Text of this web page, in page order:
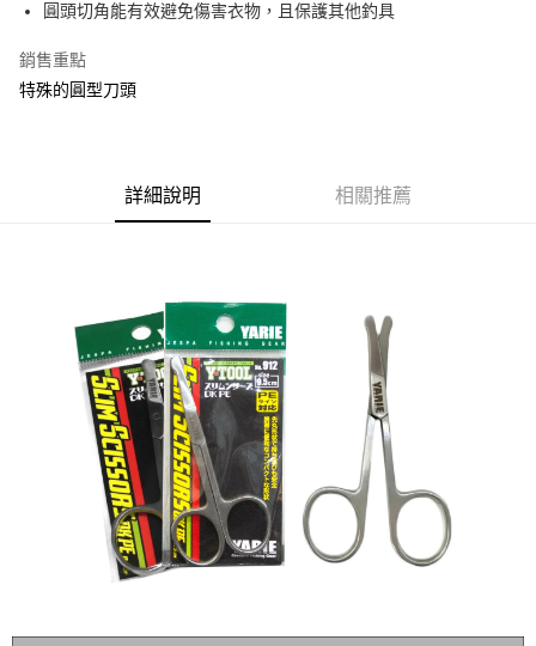
上海商業儲蓄銀行
台北富邦商業銀行
臺灣中小企業銀行
匯豐（台灣）商業銀行
台新國際商業銀行
中國信託商業銀行
Apple Pay
街口支付
悠遊付
【大哥付你分期使用說明】
1.本服務由台灣大哥大提供，台灣大哥大用戶可立即使用無須另外申請。
3.實際核准額度、可分期數及費用金額請依後續交易確認頁面所載為準。
4.訂單成立30分鐘內，如未前往確認交易或遇審核未通過，訂單將自動取
消。如遇「轉專審核」未通過狀況，表示未達大哥付你分期系統評分，恕無
法說明評估內容。
【繳款方式說明】
1.分期款項不併入電信帳單，「大哥付你分期」於每月結算日後寄送繳費提
2.透過簡訊連結打開帳單後，可選擇「超商條碼／台灣大直營門市／銀行轉
帳／街口支付／iPASS MONEY」等通路繳費。
【注意事項】
1.本服務係由「台灣大哥大股份有限公司」（以下簡稱本公司）所提供，讓
用戶於交易時，得透過本服務購買商品或服務，並由商店將買賣／分期付款
資料（包含姓名、電話或地址）提供予台灣大哥大進項蒐集、處理及利用，
AFTEE先享後付
AFTEE先享後付是「在收到商品之後才付款」的支付方式。 讓您購物簡單
便利好安心！
１．簡單：不需註冊會員、不需綁卡、不需儲值。
２．便利：只要手機號碼，簡訊認證，即可結帳。
３．安心：先確認商品／服務後，再付款。
【「AFTEE先享後付」結帳流程】
１．於結帳方式選擇「AFTEE先享後付」後，將跳轉至「AFTEE先享後付」
結帳頁面，進行簡訊認證並確認金額後，即可完成結帳。
２．訂單成立數日內，您將收到繳費通知簡訊。
３．收到繳費通知簡訊後14天內，點擊此簡訊中的連結，可透過四大超商／
ATM／網路銀行／等多元方式進行付款，方視為交易完成。
※ 請注意：結帳手續完成當下不需立刻繳費，但若您需要取消訂單，請聯絡
購買商品的店家。未經商家同意取消之訂單仍視為有效，需透過AFTEE先享
貨到付款
運送方式
全家取貨付款
每筆NT$60，滿NT$1,200(含以上)免運費
付款後全家取貨
每筆NT$60，滿NT$1,200(含以上)免運費
圓頭切角能有效避免傷害衣物，且保護其他釣具
銷售重點
特殊的圓型刀頭
詳細說明 相關推薦